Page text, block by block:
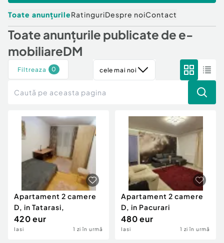
Servicii
Animale de companie
Afaceri și echipamente profesionale
Inchiriere Bunuri si Vehicule
Piese auto si accesorii
Dacia Duster
Toate anunțurileRatinguriDespre noiContact
Toate anunțurile publicate de e-
mobiliareDM
Filtreaza 0 cele mai noi
Apartament 2 camere
D, in Tatarasi,
420 eur
Iasi 1 zi în urmă
Apartament 2 camere
D, in Pacurari
480 eur
Iasi 1 zi în urmă